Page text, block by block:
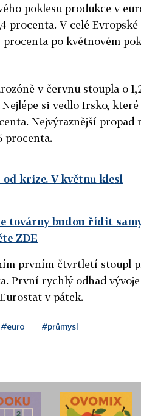
poklesu produkce v
procenta. V celé
po květnovém
v červnu stoupla o
si vedlo Irsko, které
Nejvýraznější propad
procenta.
krize. V květnu klesl
továrny budou řídit
ZDE
prvním čtvrtletí stoupl
První rychlý odhad vývoje
v pátek.
#euro #průmysl